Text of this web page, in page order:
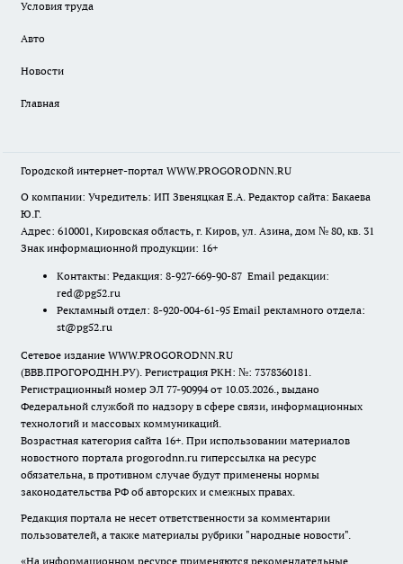
Условия труда
Авто
Новости
Главная
Городской интернет-портал WWW.PROGORODNN.RU
О компании: Учредитель: ИП Звеняцкая Е.А. Редактор сайта: Бакаева
Ю.Г.
Адрес: 610001, Кировская область, г. Киров, ул. Азина, дом № 80, кв. 31
Знак информационной продукции: 16+
Контакты: Редакция: 8-927-669-90-87 Email редакции:
red@pg52.ru
Рекламный отдел: 8-920-004-61-95 Email рекламного отдела:
st@pg52.ru
Сетевое издание WWW.PROGORODNN.RU
(ВВВ.ПРОГОРОДНН.РУ). Регистрация РКН: №: 7378360181.
Регистрационный номер ЭЛ 77-90994 от 10.03.2026., выдано
Федеральной службой по надзору в сфере связи, информационных
технологий и массовых коммуникаций.
Возрастная категория сайта 16+. При использовании материалов
новостного портала progorodnn.ru гиперссылка на ресурс
обязательна, в противном случае будут применены нормы
законодательства РФ об авторских и смежных правах.
Редакция портала не несет ответственности за комментарии
пользователей, а также материалы рубрики "народные новости".
«На информационном ресурсе применяются рекомендательные